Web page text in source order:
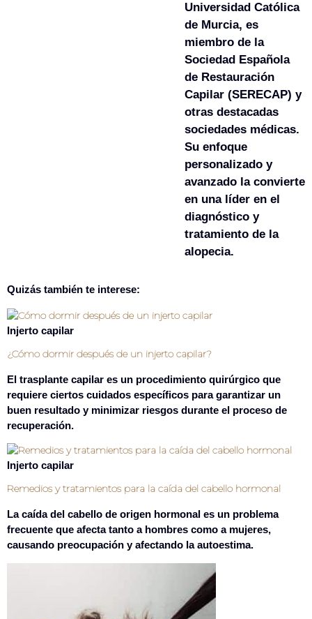
Universidad Católica
de Murcia, es
miembro de la
Sociedad Española
de Restauración
Capilar (SERECAP) y
otras destacadas
sociedades médicas.
Su enfoque
personalizado y
avanzado la convierte
en una líder en el
diagnóstico y
tratamiento de la
alopecia.
Quizás también te interese:
Injerto capilar
¿Cómo dormir después de un injerto capilar?
El trasplante capilar es un procedimiento quirúrgico que
requiere ciertos cuidados específicos para garantizar un
buen resultado y minimizar riesgos durante el proceso de
recuperación.
Injerto capilar
Remedios y tratamientos para la caída del cabello hormonal
La caída del cabello de origen hormonal es un problema
frecuente que afecta tanto a hombres como a mujeres,
causando preocupación y afectando la autoestima.